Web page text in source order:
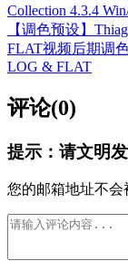
Collection 4.3.4
【调色预设】
FLAT视频后期调
LOG & FLAT
评论(0)
提示：请文明
您的邮箱地址不会